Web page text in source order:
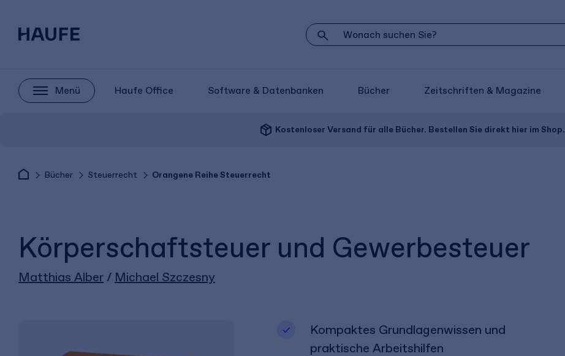
Menü Haufe Office Software & Datenbanken Bücher Zeitschriften & Magazine
package_2 Kostenloser Versand für alle Bücher. Bestellen Sie direkt hier im Shop.
Bücher Steuerrecht Orangene Reihe Steuerrecht
Körperschaftsteuer und Gewerbesteuer
Matthias Alber / Michael Szczesny
Kompaktes Grundlagenwissen und
praktische Arbeitshilfen